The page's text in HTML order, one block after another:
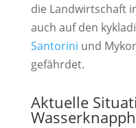
die Landwirtschaft
auch auf den
Santorini und
gefährdet.
Aktuelle